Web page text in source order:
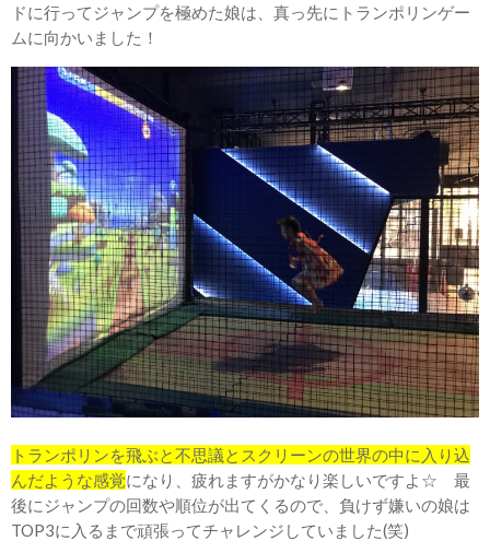
ドに行ってジャンプを極めた娘は、真っ先にトランポリンゲー
ムに向かいました！
トランポリンを飛ぶと不思議とスクリーンの世界の中に入り込
んだような感覚になり、疲れますがかなり楽しいですよ☆ 最
後にジャンプの回数や順位が出てくるので、負けず嫌いの娘は
TOP3に入るまで頑張ってチャレンジしていました(笑)